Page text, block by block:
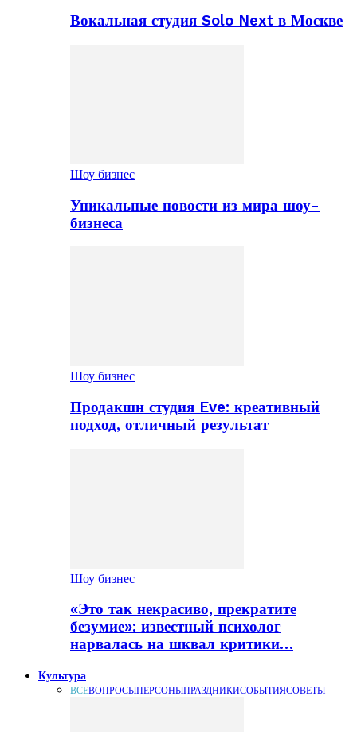
Вокальная студия Solo Next в Москве
Шоу бизнес
Уникальные новости из мира шоу-
бизнеса
Шоу бизнес
Продакшн студия Eve: креативный
подход, отличный результат
Шоу бизнес
«Это так некрасиво, прекратите
безумие»: известный психолог
нарвалась на шквал критики…
Культура
ВСЕВОПРОСЫПЕРСОНЫПРАЗДНИКИСОБЫТИЯСОВЕТЫ